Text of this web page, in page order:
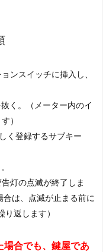
ンスイッチに挿入し、
く。（メーター内のイ
）
く登録するサブキー
灯の点滅が終了しま
は、点滅が止まる前に
返します）
場合でも、鍵屋であ